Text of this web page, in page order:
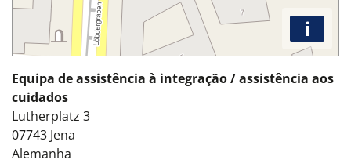
i
Equipa de assistência à integração / assistência aos
cuidados
Lutherplatz 3
07743 Jena
Alemanha